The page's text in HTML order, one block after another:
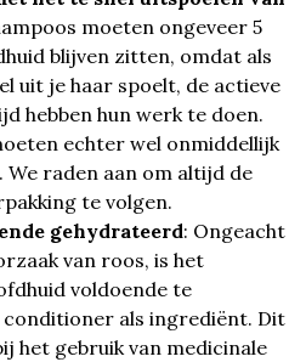
moeten ongeveer 5
blijven zitten, omdat als
uit je haar spoelt, de actieve
hebben hun werk te doen.
echter wel onmiddellijk
raden aan om altijd de
te volgen.
gehydrateerd: Ongeacht
van roos, is het
voldoende te
als ingrediënt. Dit
het gebruik van medicinale